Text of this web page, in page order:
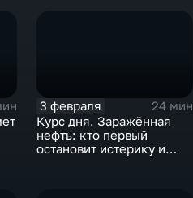
3 февраля
24 мин
Курс дня. Заражённая
нефть: кто первый
остановит истерику и